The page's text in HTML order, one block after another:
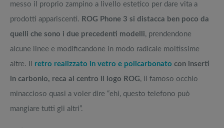
messo il proprio zampino a livello estetico per dare vita a
prodotti appariscenti. ROG Phone 3 si distacca ben poco da
quelli che sono i due precedenti modelli, prendendone
alcune linee e modificandone in modo radicale moltissime
altre. Il
retro realizzato in vetro e policarbonato con inserti
in carbonio, reca al centro il logo ROG, il famoso occhio
minaccioso quasi a voler dire “ehi, questo telefono può
mangiare tutti gli altri”.